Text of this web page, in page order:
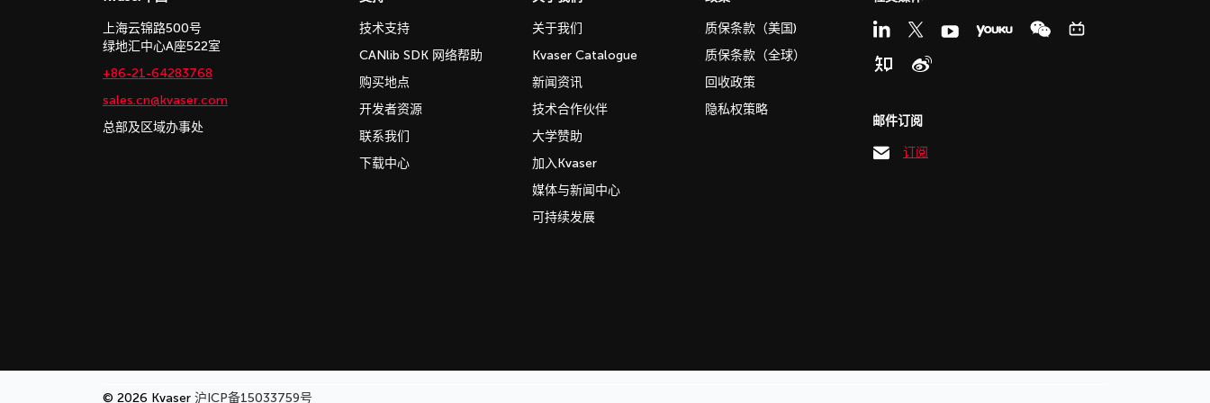
上海云锦路500号
绿地汇中心A座522室
+86-21-64283768
sales.cn@kvaser.com
总部及区域办事处
技术支持
CANlib SDK 网络帮助
购买地点
开发者资源
联系我们
下载中心
关于我们
Kvaser Catalogue
新闻资讯
技术合作伙伴
大学赞助
加入Kvaser
媒体与新闻中心
可持续发展
质保条款（美国)
质保条款（全球）
回收政策
隐私权策略
邮件订阅
订阅
© 2026 Kvaser 沪ICP备15033759号